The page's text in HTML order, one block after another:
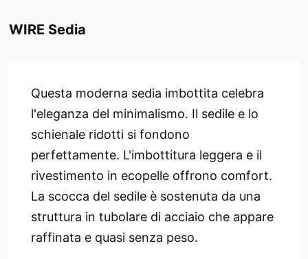
WIRE Sedia
Questa moderna sedia imbottita celebra
l'eleganza del minimalismo. Il sedile e lo
schienale ridotti si fondono
perfettamente. L'imbottitura leggera e il
rivestimento in ecopelle offrono comfort.
La scocca del sedile è sostenuta da una
struttura in tubolare di acciaio che appare
raffinata e quasi senza peso.